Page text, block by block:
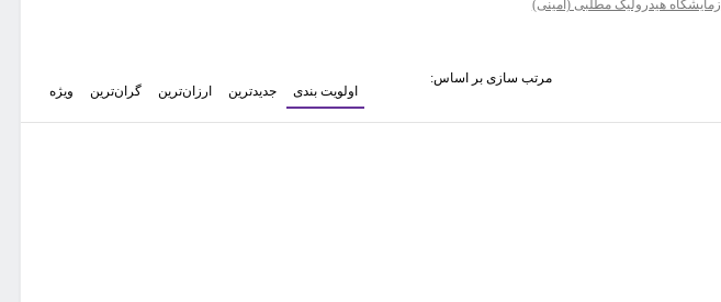
آزمایشگاه هیدرولیک مطلبی (امینی)
مرتب سازی بر اساس:
اولویت بندی
جدیدترین ارزان‌ترین گران‌ترین ویژه